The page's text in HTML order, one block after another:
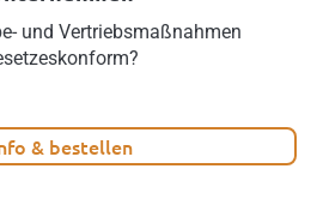
und Vertriebsmaßnahmen
& bestellen